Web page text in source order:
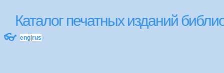
Каталог печатных изданий
👓 eng rus